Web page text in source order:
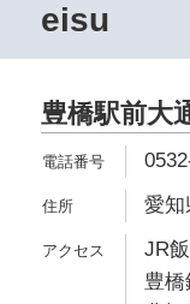
eisu
豊橋駅前大
愛知
JR
豊